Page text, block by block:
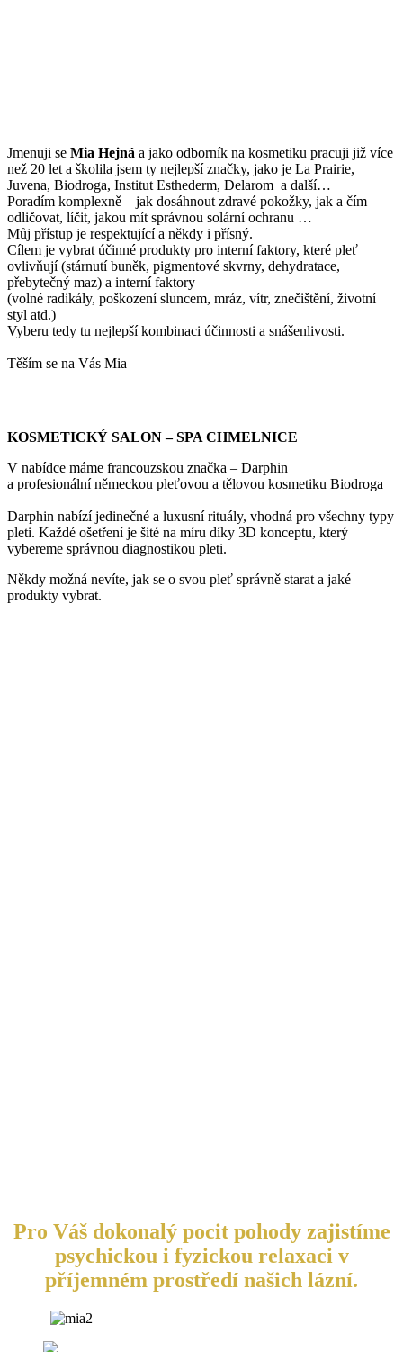
Jmenuji se Mia Hejná a jako odborník na kosmetiku pracuji již více
než 20 let a školila jsem ty nejlepší značky, jako je La Prairie,
Juvena, Biodroga, Institut Esthederm, Delarom a další…
Poradím komplexně – jak dosáhnout zdravé pokožky, jak a čím
odličovat, líčit, jakou mít správnou solární ochranu …
Můj přístup je respektující a někdy i přísný.
Cílem je vybrat účinné produkty pro interní faktory, které pleť
ovlivňují (stárnutí buněk, pigmentové skvrny, dehydratace,
přebytečný maz) a interní faktory
(volné radikály, poškození sluncem, mráz, vítr, znečištění, životní
styl atd.)
Vyberu tedy tu nejlepší kombinaci účinnosti a snášenlivosti.
Těším se na Vás Mia
KOSMETICKÝ SALON – SPA CHMELNICE
V nabídce máme francouzskou značka – Darphin
a profesionální německou pleťovou a tělovou kosmetiku Biodroga
Darphin nabízí jedinečné a luxusní rituály, vhodná pro všechny typy
pleti. Každé ošetření je šité na míru díky 3D konceptu, který
vybereme správnou diagnostikou pleti.
Někdy možná nevíte, jak se o svou pleť správně starat a jaké
produkty vybrat.
Pro Váš dokonalý pocit pohody zajistíme
psychickou i fyzickou relaxaci v
příjemném prostředí našich lázní.